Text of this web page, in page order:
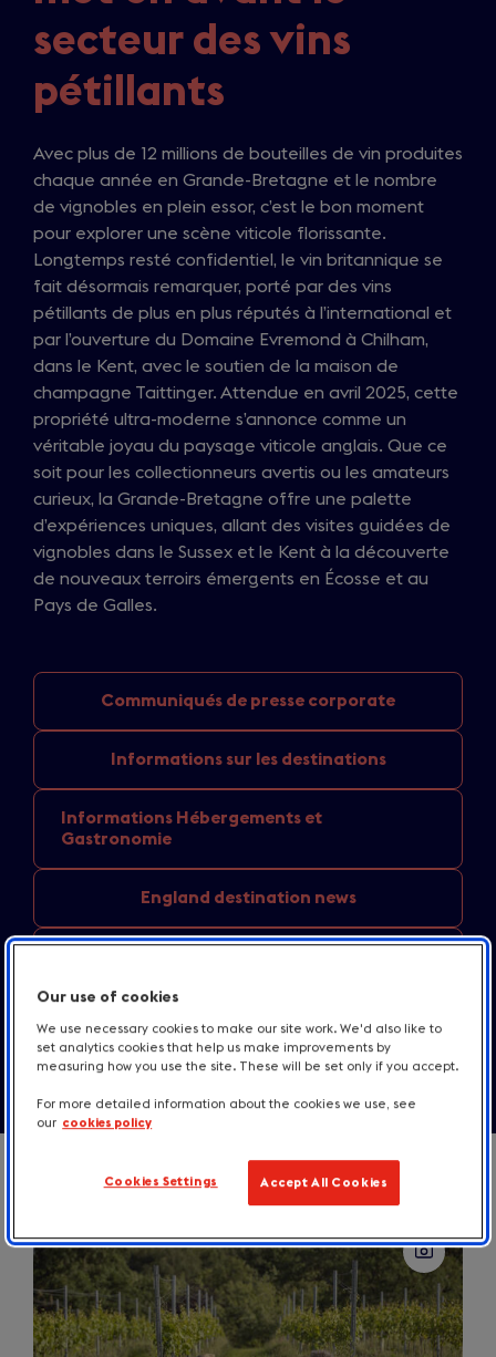
secteur des vins
pétillants
Avec plus de 12 millions de bouteilles de vin produites
chaque année en Grande-Bretagne et le nombre
de vignobles en plein essor, c’est le bon moment
pour explorer une scène viticole florissante.
Longtemps resté confidentiel, le vin britannique se
fait désormais remarquer, porté par des vins
pétillants de plus en plus réputés à l’international et
par l’ouverture du Domaine Evremond à Chilham,
dans le Kent, avec le soutien de la maison de
champagne Taittinger. Attendue en avril 2025, cette
propriété ultra-moderne s’annonce comme un
véritable joyau du paysage viticole anglais. Que ce
soit pour les collectionneurs avertis ou les amateurs
curieux, la Grande-Bretagne offre une palette
d’expériences uniques, allant des visites guidées de
vignobles dans le Sussex et le Kent à la découverte
de nouveaux terroirs émergents en Écosse et au
Pays de Galles.
Communiqués de presse corporate
Informations sur les destinations
Informations Hébergements et
Gastronomie
England destination news
Our use of cookies
We use necessary cookies to make our site work. We'd also like to
set analytics cookies that help us make improvements by
measuring how you use the site. These will be set only if you accept.
For more detailed information about the cookies we use, see
our cookies policy
Cookies Settings Accept All Cookies